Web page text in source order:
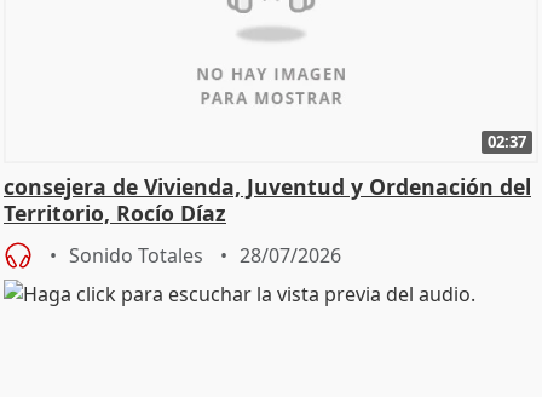
02:37
consejera de Vivienda, Juventud y Ordenación del
Territorio, Rocío Díaz
Sonido Totales 28/07/2026